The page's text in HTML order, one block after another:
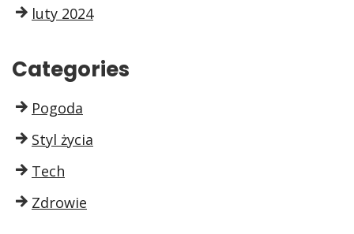
luty 2024
Categories
Pogoda
Styl życia
Tech
Zdrowie